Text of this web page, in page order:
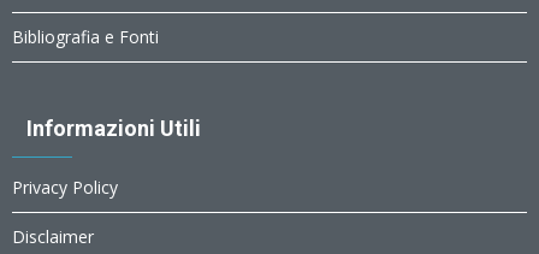
Bibliografia e Fonti
Informazioni Utili
Privacy Policy
Disclaimer